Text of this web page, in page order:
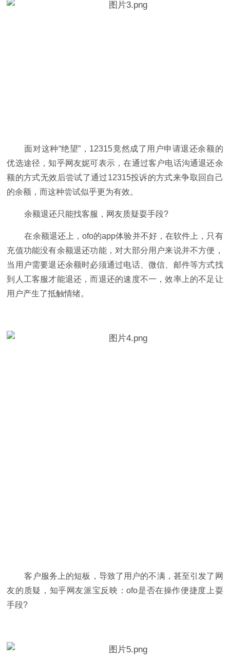
面对这种“绝望”，12315竟然成了用户申请退还余额的
优选途径，知乎网友妮可表示，在通过客户电话沟通退还余
额的方式无效后尝试了通过12315投诉的方式来争取回自己
的余额，而这种尝试似乎更为有效。
余额退还只能找客服，网友质疑耍手段?
在余额退还上，ofo的app体验并不好，在软件上，只有
充值功能没有余额退还功能，对大部分用户来说并不方便，
当用户需要退还余额时必须通过电话、微信、邮件等方式找
到人工客服才能退还，而退还的速度不一，效率上的不足让
用户产生了抵触情绪。
客户服务上的短板，导致了用户的不满，甚至引发了网
友的质疑，知乎网友派宝反映：ofo是否在操作便捷度上耍
手段?